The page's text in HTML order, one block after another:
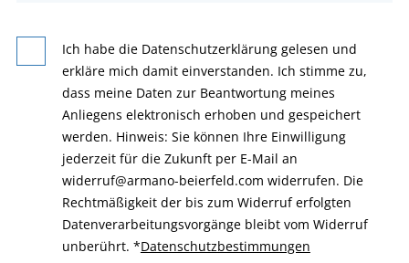
Ich habe die Datenschutzerklärung gelesen und
erkläre mich damit einverstanden. Ich stimme zu,
dass meine Daten zur Beantwortung meines
Anliegens elektronisch erhoben und gespeichert
werden. Hinweis: Sie können Ihre Einwilligung
jederzeit für die Zukunft per E-Mail an
widerruf@armano-beierfeld.com widerrufen. Die
Rechtmäßigkeit der bis zum Widerruf erfolgten
Datenverarbeitungsvorgänge bleibt vom Widerruf
unberührt. *Datenschutzbestimmungen